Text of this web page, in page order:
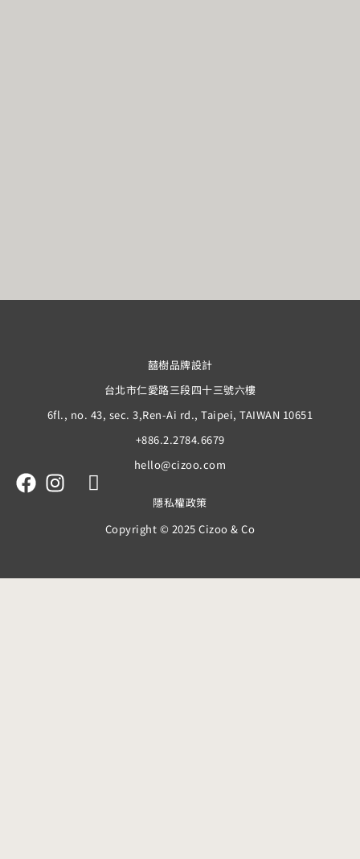
囍樹品牌設計
台北市仁愛路三段四十三號六樓
6fl., no. 43, sec. 3,Ren-Ai rd., Taipei, TAIWAN 10651
+886.2.2784.6679
hello@cizoo.com
隱私權政策
Copyright © 2025 Cizoo & Co